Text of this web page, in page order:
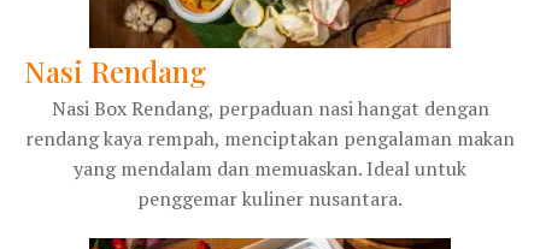
Nasi Rendang
Nasi Box Rendang, perpaduan nasi hangat dengan
rendang kaya rempah, menciptakan pengalaman makan
yang mendalam dan memuaskan. Ideal untuk
penggemar kuliner nusantara.